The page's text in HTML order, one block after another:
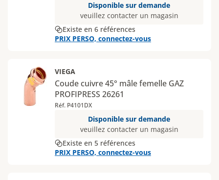
Disponible sur demande
veuillez contacter un magasin
Existe en 6 références
PRIX PERSO, connectez-vous
VIEGA
Coude cuivre 45° mâle femelle GAZ
PROFIPRESS 26261
Réf. P4101DX
Disponible sur demande
veuillez contacter un magasin
Existe en 5 références
PRIX PERSO, connectez-vous